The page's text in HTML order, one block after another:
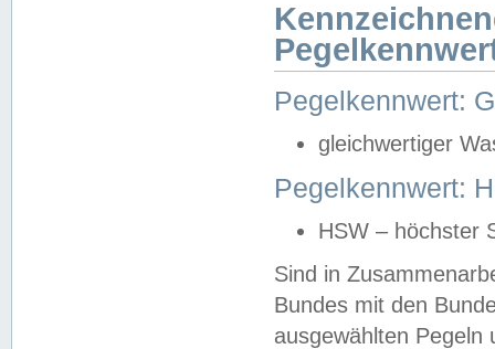
Pegelkennwert:
gleichwertiger
Pegelkennwert:
HSW – höchster
Sind in
Bundes mit den
ausgewählten